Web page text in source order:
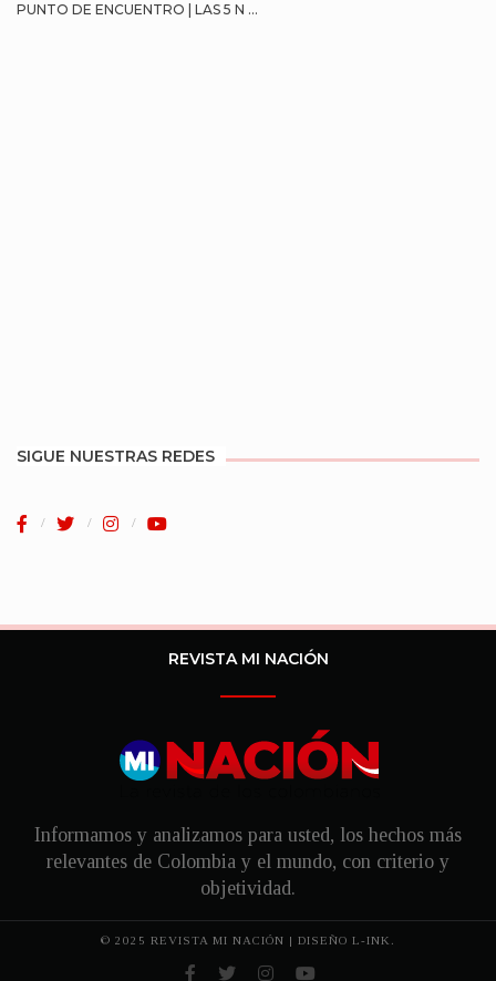
PUNTO DE ENCUENTRO | LAS 5 N ...
SIGUE NUESTRAS REDES
REVISTA MI NACIÓN
Informamos y analizamos para usted, los hechos más
relevantes de Colombia y el mundo, con criterio y
objetividad.
© 2025 REVISTA MI NACIÓN | DISEÑO L-INK.